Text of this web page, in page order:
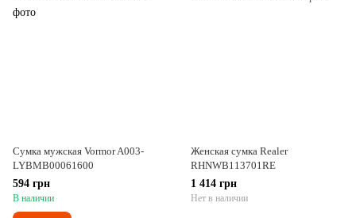
Сумка мужская Vormor A003-
LYBMB00061600
594 грн
В наличии
Женская сумка Realer
RHNWB113701RE
1 414 грн
Нет в наличии